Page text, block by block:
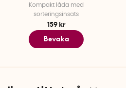
Kompakt låda med
sorteringsinsats
159 kr
Bevaka